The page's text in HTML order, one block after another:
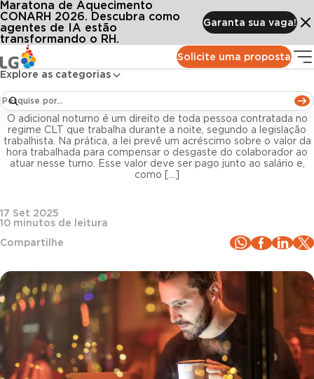
Solicite uma proposta
Explore as categorias
Maratona de Aquecimento
CONARH 2026. Descubra como
agentes de IA estão
transformando o RH.
Garanta sua vaga!
Conteúdos Blog LG
O que é adicional noturno e quem tem direito a receber?
Departamento Pessoal
O que é adicional noturno e quem tem direito a
receber?
O adicional noturno é um direito de toda pessoa contratada no
regime CLT que trabalha durante a noite, segundo a legislação
trabalhista. Na prática, a lei prevê um acréscimo sobre o valor da
hora trabalhada para compensar o desgaste do colaborador ao
atuar nesse turno. Esse valor deve ser pago junto ao salário e,
como […]
17 Set 2025
10 minutos de leitura
Compartilhe